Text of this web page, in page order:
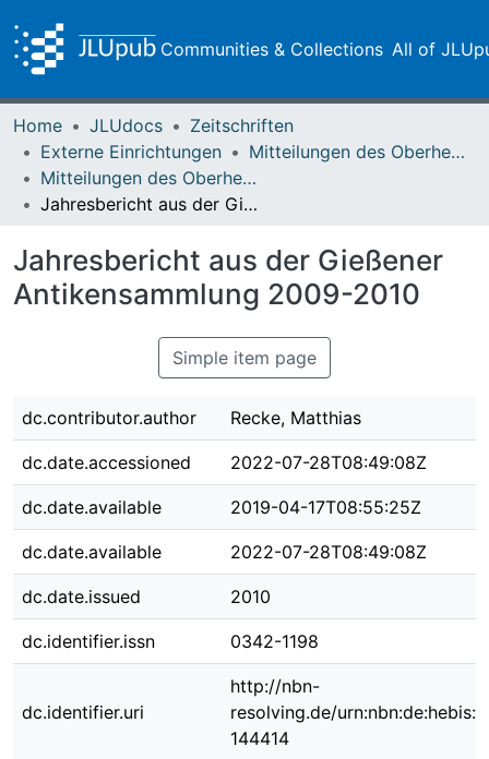
Communities & Collections All of
Home JLUdocs
Zeitschriften
Externe Einrichtungen
Mitteilungen des Oberhessischen Geschichtsvereins Gießen
Mitteilungen des Oberhessischen Geschichtsvereins Gießen Vol. 095 (2010)
Jahresbericht aus der Gießener Antikensammlung 2009-2010
Jahresbericht aus der Gießener
Antikensammlung 2009-2010
Simple item page
dc.contributor.author Recke, Matthias
dc.date.accessioned 2022-07-28T08:49:08Z
dc.date.available 2019-04-17T08:55:25Z
dc.date.available 2022-07-28T08:49:08Z
dc.date.issued 2010
dc.identifier.issn 0342-1198
dc.identifier.uri
http://nbn-
resolving.de/
144414